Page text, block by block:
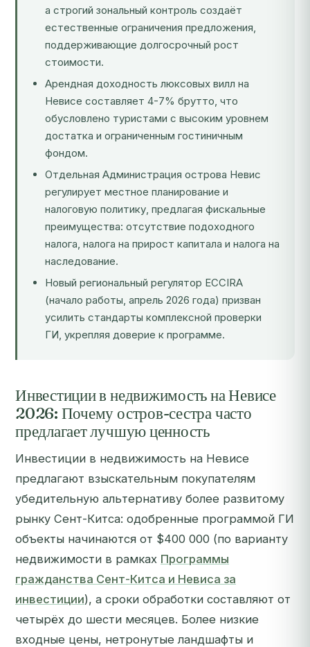
а строгий зональный контроль создаёт
естественные ограничения предложения,
поддерживающие долгосрочный рост
стоимости.
Арендная доходность люксовых вилл на
Невисе составляет 4-7% брутто, что
обусловлено туристами с высоким уровнем
достатка и ограниченным гостиничным
фондом.
Отдельная Администрация острова Невис
регулирует местное планирование и
налоговую политику, предлагая фискальные
преимущества: отсутствие подоходного
налога, налога на прирост капитала и налога на
наследование.
Новый региональный регулятор ECCIRA
(начало работы, апрель 2026 года) призван
усилить стандарты комплексной проверки
ГИ, укрепляя доверие к программе.
Инвестиции в недвижимость на Невисе
2026: Почему остров-сестра часто
предлагает лучшую ценность
Инвестиции в недвижимость на Невисе
предлагают взыскательным покупателям
убедительную альтернативу более развитому
рынку Сент-Китса: одобренные программой ГИ
объекты начинаются от $400 000 (по варианту
недвижимости в рамках Программы
гражданства Сент-Китса и Невиса за
инвестиции), а сроки обработки составляют от
четырёх до шести месяцев. Более низкие
входные цены, нетронутые ландшафты и